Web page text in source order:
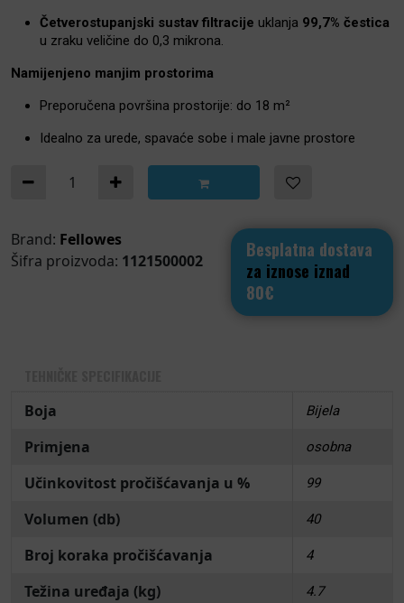
Četverostupanjski sustav filtracije uklanja 99,7% čestica
u zraku veličine do 0,3 mikrona.
Namijenjeno manjim prostorima
Preporučena površina prostorije: do 18 m²
Idealno za urede, spavaće sobe i male javne prostore
Pročišćivač zraka AeraMax DX55 Fellowes količina
Brand: Fellowes
Šifra proizvoda: 1121500002
Besplatna dostava
za iznose iznad
80€
Boja
Bijela
Primjena osobna
Učinkovitost pročišćavanja u % 99
Volumen (db) 40
Broj koraka pročišćavanja 4
Težina uređaja (kg) 4.7